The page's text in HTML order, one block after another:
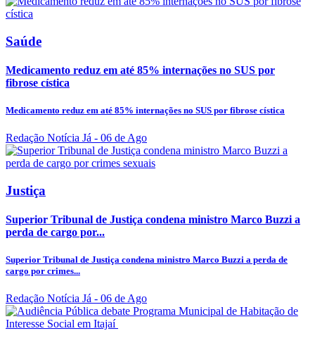
Saúde
Medicamento reduz em até 85% internações no SUS por
fibrose cística
Medicamento reduz em até 85% internações no SUS por fibrose cística
Redação Notícia Já - 06 de Ago
Justiça
Superior Tribunal de Justiça condena ministro Marco Buzzi a
perda de cargo por...
Superior Tribunal de Justiça condena ministro Marco Buzzi a perda de
cargo por crimes...
Redação Notícia Já - 06 de Ago